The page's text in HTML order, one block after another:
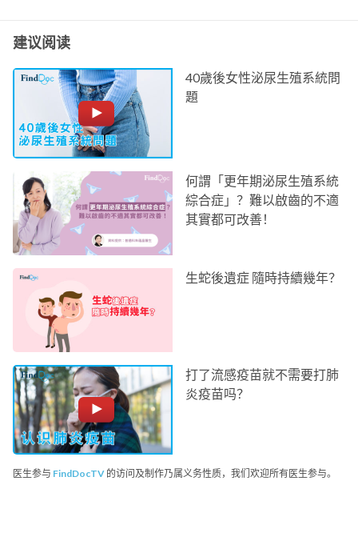
建议阅读
40歲後女性泌尿生殖系統問
題
何謂「更年期泌尿生殖系統
綜合症」？難以啟齒的不適
其實都可改善！
生蛇後遺症 隨時持續幾年？
打了流感疫苗就不需要打肺
炎疫苗吗？
医生参与 FindDocTV 的访问及制作乃属义务性质，我们欢迎所有医生参与。